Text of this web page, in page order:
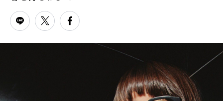
TAX FREE
DELIVERY SERVICES